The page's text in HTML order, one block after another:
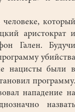
который
аристократ и
Гален. Будучи
убийства
нацисты были в
программу.
нападение на
назвать